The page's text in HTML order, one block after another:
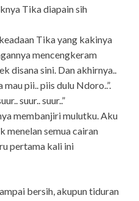
Tika diapain sih
Tika yang kakinya
mencengkeram
disana sini. Dan akhirnya..
pii.. piis dulu Ndoro..”.
suur.. suur..”
membanjiri mulutku. Aku
menelan semua cairan
pertama kali ini
bersih, akupun tiduran